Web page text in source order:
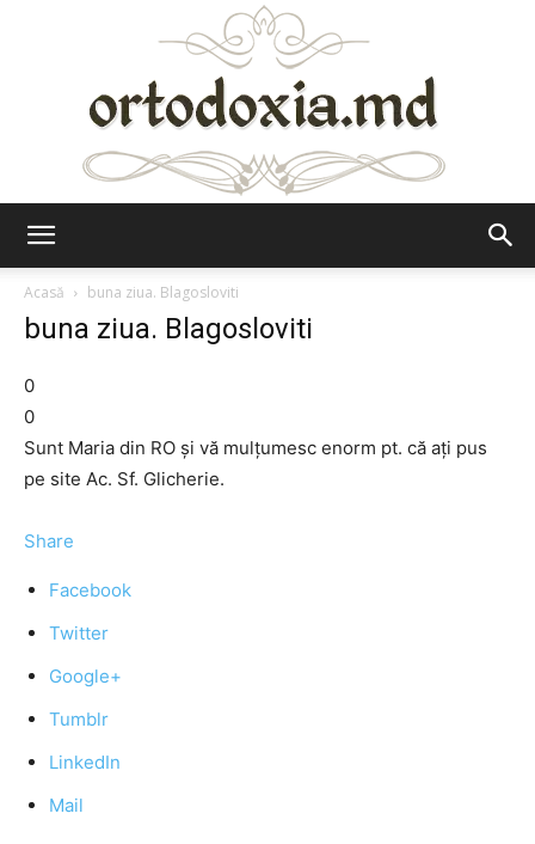
Acasă
buna ziua. Blagosloviti
buna ziua. Blagosloviti
0
0
Sunt Maria din RO și vă mulțumesc enorm pt. că ați pus
pe site Ac. Sf. Glicherie.
Share
Facebook
Twitter
Google+
Tumblr
LinkedIn
Mail